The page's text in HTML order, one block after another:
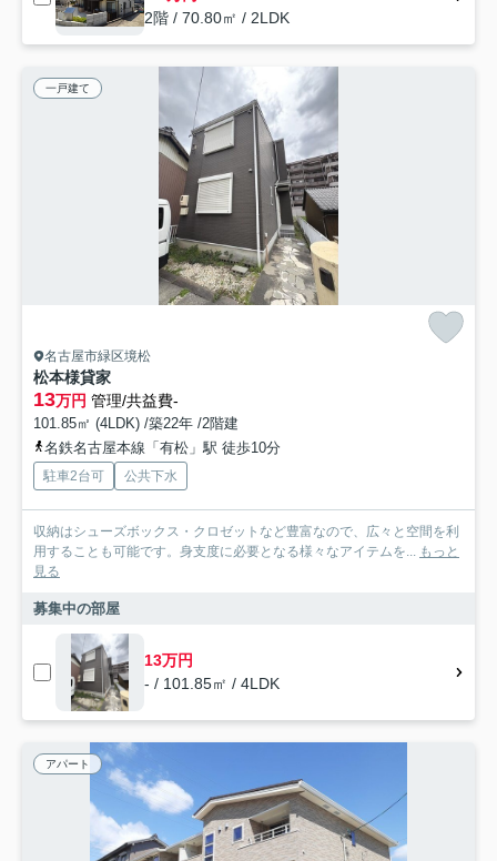
2階 / 70.80㎡ / 2LDK
一戸建て
名古屋市緑区境松
松本様貸家
13万円 管理/共益費-
101.85㎡ (4LDK) /築22年 /2階建
名鉄名古屋本線「有松」駅 徒歩10分
駐車2台可 公共下水
収納はシューズボックス・クロゼットなど豊富なので、広々と空間を利
用することも可能です。身支度に必要となる様々なアイテムを... もっと
見る
募集中の部屋
13万円
- / 101.85㎡ / 4LDK
アパート